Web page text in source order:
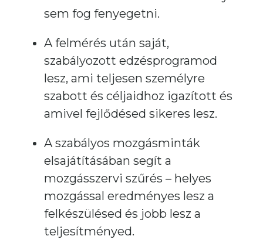
sem fog fenyegetni.
A felmérés után saját,
szabályozott edzésprogramod
lesz, ami teljesen személyre
szabott és céljaidhoz igazított és
amivel fejlődésed sikeres lesz.
A szabályos mozgásminták
elsajátításában segít a
mozgásszervi szűrés – helyes
mozgással eredményes lesz a
felkészülésed és jobb lesz a
teljesítményed.